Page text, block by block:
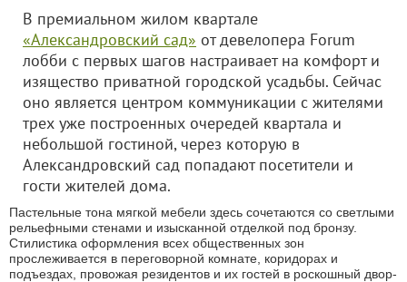
В премиальном жилом квартале
«Александровский сад» от девелопера Forum
лобби с первых шагов настраивает на комфорт и
изящество приватной городской усадьбы. Сейчас
оно является центром коммуникации с жителями
трех уже построенных очередей квартала и
небольшой гостиной, через которую в
Александровский сад попадают посетители и
гости жителей дома.
Пастельные тона мягкой мебели здесь сочетаются со светлыми
рельефными стенами и изысканной отделкой под бронзу.
Стилистика оформления всех общественных зон
прослеживается в переговорной комнате, коридорах и
подъездах, провожая резидентов и их гостей в роскошный двор-